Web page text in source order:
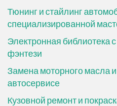
Тюнинг и стайлинг
специализированной
Электронная библиотека
фэнтези
Замена моторного масла
автосервисе
Кузовной ремонт и